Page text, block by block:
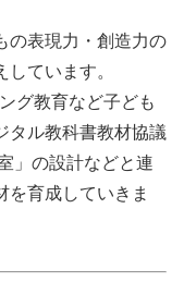
の表現力・創造力の
ています。
グ教育など子ども
タル教科書教材協議
」の設計などと連
を育成していきま